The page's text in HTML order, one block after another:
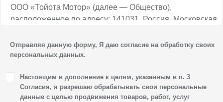
ООО «Тойота Мотор» (далее — Общество),
расположенное по адресу: 141031, Россия, Московская
ТПЗ «Алтуфьево», вл. 5, стр. 1, является оператором
персональных данных.
1. Настоящим я даю согласие Обществу на обработку
своих персональных данных, а именно: имени, отчества,
фамилии, контактных данных (включая номер телефона
Отправляя данную форму, Я даю согласие на обработку своих
персональных данных.
Настоящим в дополнение к целям, указанным в п. 3
Согласия, я разрешаю обрабатывать свои персональные
данные с целью продвижения товаров, работ, услуг